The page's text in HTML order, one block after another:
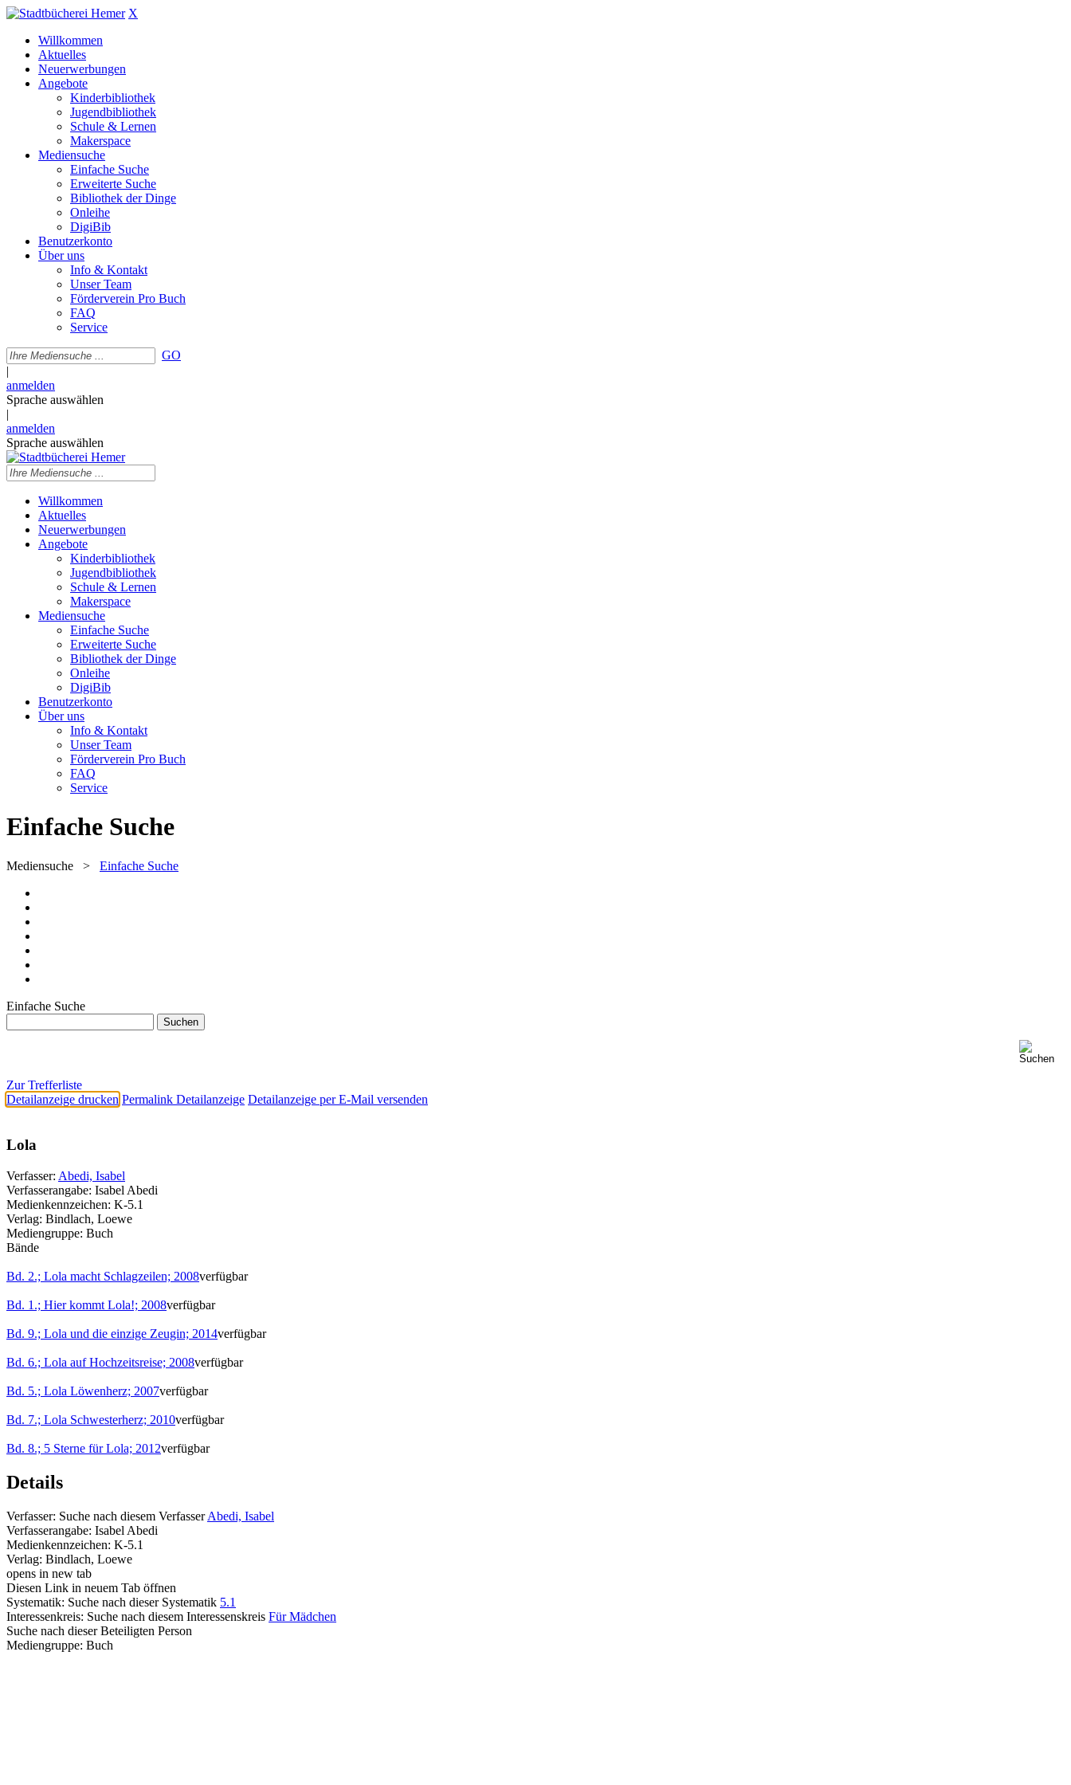
X
Willkommen
Aktuelles
Neuerwerbungen
Angebote
Kinderbibliothek
Jugendbibliothek
Schule & Lernen
Makerspace
Mediensuche
Einfache Suche
Erweiterte Suche
Bibliothek der Dinge
Onleihe
DigiBib
Benutzerkonto
Über uns
Info & Kontakt
Unser Team
Förderverein Pro Buch
FAQ
Service
GO
|
anmelden
Sprache auswählen
|
anmelden
Sprache auswählen
Willkommen
Aktuelles
Neuerwerbungen
Angebote
Kinderbibliothek
Jugendbibliothek
Schule & Lernen
Makerspace
Mediensuche
Einfache Suche
Erweiterte Suche
Bibliothek der Dinge
Onleihe
DigiBib
Benutzerkonto
Über uns
Info & Kontakt
Unser Team
Förderverein Pro Buch
FAQ
Service
Einfache Suche
Mediensuche > Einfache Suche
Einfache Suche
Zur Trefferliste
Detailanzeige drucken Permalink Detailanzeige Detailanzeige per E-Mail versenden
Lola
Verfasser: Abedi, Isabel
Verfasserangabe: Isabel Abedi
Medienkennzeichen: K-5.1
Verlag: Bindlach, Loewe
Mediengruppe: Buch
Bände
Bd. 2.; Lola macht Schlagzeilen; 2008verfügbar
Bd. 1.; Hier kommt Lola!; 2008verfügbar
Bd. 9.; Lola und die einzige Zeugin; 2014verfügbar
Bd. 6.; Lola auf Hochzeitsreise; 2008verfügbar
Bd. 5.; Lola Löwenherz; 2007verfügbar
Bd. 7.; Lola Schwesterherz; 2010verfügbar
Bd. 8.; 5 Sterne für Lola; 2012verfügbar
Details
Verfasser: Suche nach diesem Verfasser Abedi, Isabel
Verfasserangabe: Isabel Abedi
Medienkennzeichen: K-5.1
Verlag: Bindlach, Loewe
opens in new tab
Diesen Link in neuem Tab öffnen
Systematik: Suche nach dieser Systematik 5.1
Interessenkreis: Suche nach diesem Interessenskreis Für Mädchen
Suche nach dieser Beteiligten Person
Mediengruppe: Buch